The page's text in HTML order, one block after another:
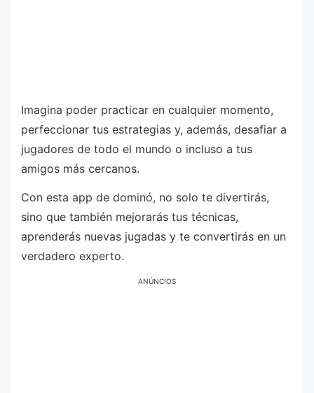
Imagina poder practicar en cualquier momento,
perfeccionar tus estrategias y, además, desafiar a
jugadores de todo el mundo o incluso a tus
amigos más cercanos.
Con esta app de dominó, no solo te divertirás,
sino que también mejorarás tus técnicas,
aprenderás nuevas jugadas y te convertirás en un
verdadero experto.
ANÚNCIOS